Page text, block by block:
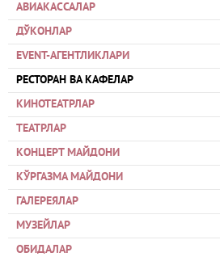
АВИАКАССАЛАР
ДЎКОНЛАР
EVENT-АГЕНТЛИКЛАРИ
РЕСТОРАН ВА КАФЕЛАР
КИНОТЕАТРЛАР
ТЕАТРЛАР
КОНЦЕРТ МАЙДОНИ
КЎРГАЗМА МАЙДОНИ
ГАЛЕРЕЯЛАР
МУЗЕЙЛАР
ОБИДАЛАР